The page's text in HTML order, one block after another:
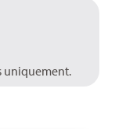
uniquement.